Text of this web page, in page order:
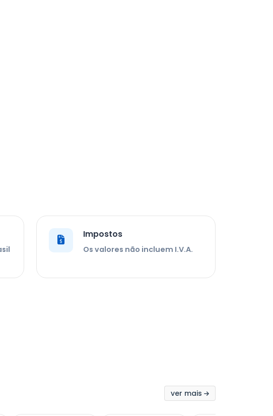
Impostos
Os valores não incluem I.V.A.
ver mais